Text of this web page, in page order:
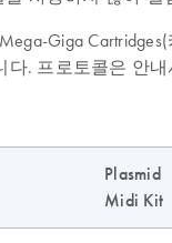
Giga
. 프로토콜은 안
Plasmid
Midi Kit